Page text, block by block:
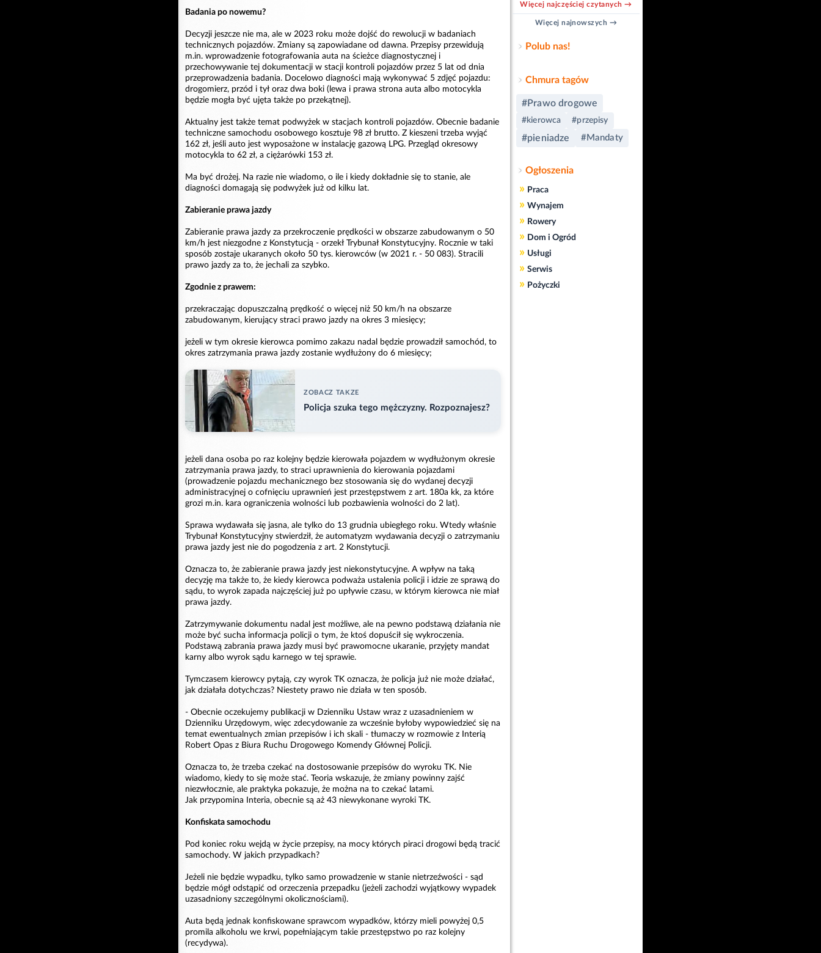
Badania po nowemu?
Decyzji jeszcze nie ma, ale w 2023 roku może dojść do rewolucji w badaniach
technicznych pojazdów. Zmiany są zapowiadane od dawna. Przepisy przewidują
m.in. wprowadzenie fotografowania auta na ścieżce diagnostycznej i
przechowywanie tej dokumentacji w stacji kontroli pojazdów przez 5 lat od dnia
przeprowadzenia badania. Docelowo diagności mają wykonywać 5 zdjęć pojazdu:
drogomierz, przód i tył oraz dwa boki (lewa i prawa strona auta albo motocykla
będzie mogła być ujęta także po przekątnej).
Aktualny jest także temat podwyżek w stacjach kontroli pojazdów. Obecnie badanie
techniczne samochodu osobowego kosztuje 98 zł brutto. Z kieszeni trzeba wyjąć
162 zł, jeśli auto jest wyposażone w instalację gazową LPG. Przegląd okresowy
motocykla to 62 zł, a ciężarówki 153 zł.
Ma być drożej. Na razie nie wiadomo, o ile i kiedy dokładnie się to stanie, ale
diagności domagają się podwyżek już od kilku lat.
Zabieranie prawa jazdy
Zabieranie prawa jazdy za przekroczenie prędkości w obszarze zabudowanym o 50
km/h jest niezgodne z Konstytucją - orzekł Trybunał Konstytucyjny. Rocznie w taki
sposób zostaje ukaranych około 50 tys. kierowców (w 2021 r. - 50 083). Stracili
prawo jazdy za to, że jechali za szybko.
Zgodnie z prawem:
przekraczając dopuszczalną prędkość o więcej niż 50 km/h na obszarze
zabudowanym, kierujący straci prawo jazdy na okres 3 miesięcy;
jeżeli w tym okresie kierowca pomimo zakazu nadal będzie prowadził samochód, to
okres zatrzymania prawa jazdy zostanie wydłużony do 6 miesięcy;
ZOBACZ TAKZE
Policja szuka tego mężczyzny. Rozpoznajesz?
jeżeli dana osoba po raz kolejny będzie kierowała pojazdem w wydłużonym okresie
zatrzymania prawa jazdy, to straci uprawnienia do kierowania pojazdami
(prowadzenie pojazdu mechanicznego bez stosowania się do wydanej decyzji
administracyjnej o cofnięciu uprawnień jest przestępstwem z art. 180a kk, za które
grozi m.in. kara ograniczenia wolności lub pozbawienia wolności do 2 lat).
Sprawa wydawała się jasna, ale tylko do 13 grudnia ubiegłego roku. Wtedy właśnie
Trybunał Konstytucyjny stwierdził, że automatyzm wydawania decyzji o zatrzymaniu
prawa jazdy jest nie do pogodzenia z art. 2 Konstytucji.
Oznacza to, że zabieranie prawa jazdy jest niekonstytucyjne. A wpływ na taką
decyzję ma także to, że kiedy kierowca podważa ustalenia policji i idzie ze sprawą do
sądu, to wyrok zapada najczęściej już po upływie czasu, w którym kierowca nie miał
prawa jazdy.
Zatrzymywanie dokumentu nadal jest możliwe, ale na pewno podstawą działania nie
może być sucha informacja policji o tym, że ktoś dopuścił się wykroczenia.
Podstawą zabrania prawa jazdy musi być prawomocne ukaranie, przyjęty mandat
karny albo wyrok sądu karnego w tej sprawie.
Tymczasem kierowcy pytają, czy wyrok TK oznacza, że policja już nie może działać,
jak działała dotychczas? Niestety prawo nie działa w ten sposób.
- Obecnie oczekujemy publikacji w Dzienniku Ustaw wraz z uzasadnieniem w
Dzienniku Urzędowym, więc zdecydowanie za wcześnie byłoby wypowiedzieć się na
temat ewentualnych zmian przepisów i ich skali - tłumaczy w rozmowie z Interią
Robert Opas z Biura Ruchu Drogowego Komendy Głównej Policji.
Oznacza to, że trzeba czekać na dostosowanie przepisów do wyroku TK. Nie
wiadomo, kiedy to się może stać. Teoria wskazuje, że zmiany powinny zajść
niezwłocznie, ale praktyka pokazuje, że można na to czekać latami.
Jak przypomina Interia, obecnie są aż 43 niewykonane wyroki TK.
Konfiskata samochodu
Pod koniec roku wejdą w życie przepisy, na mocy których piraci drogowi będą tracić
samochody. W jakich przypadkach?
Jeżeli nie będzie wypadku, tylko samo prowadzenie w stanie nietrzeźwości - sąd
będzie mógł odstąpić od orzeczenia przepadku (jeżeli zachodzi wyjątkowy wypadek
uzasadniony szczególnymi okolicznościami).
Auta będą jednak konfiskowane sprawcom wypadków, którzy mieli powyżej 0,5
promila alkoholu we krwi, popełniającym takie przestępstwo po raz kolejny
(recydywa).
Więcej najczęściej czytanych →
Więcej najnowszych →
Polub nas!
Chmura tagów
#Prawo drogowe
#kierowca #przepisy
#pieniadze #Mandaty
Ogłoszenia
» Praca
» Wynajem
» Rowery
» Dom i Ogród
» Usługi
» Serwis
» Pożyczki